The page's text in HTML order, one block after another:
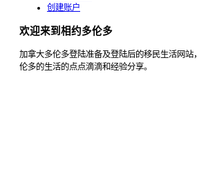
创建账户
欢迎来到相约多伦多
加拿大多伦多登陆准备及登陆后的移民生活网站
伦多的生活的点点滴滴和经验分享。